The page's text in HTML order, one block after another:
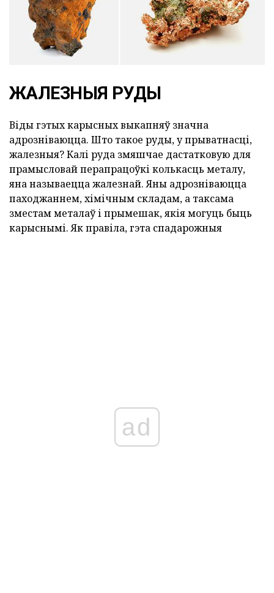
ЖАЛЕЗНЫЯ РУДЫ
Віды гэтых карысных выкапняў значна
адрозніваюцца. Што такое руды, у прыватнасці,
жалезныя? Калі руда змяшчае дастатковую для
прамысловай перапрацоўкі колькасць металу,
яна называецца жалезнай. Яны адрозніваюцца
паходжаннем, хімічным складам, а таксама
зместам металаў і прымешак, якія могуць быць
карыснымі. Як правіла, гэта спадарожныя
ad